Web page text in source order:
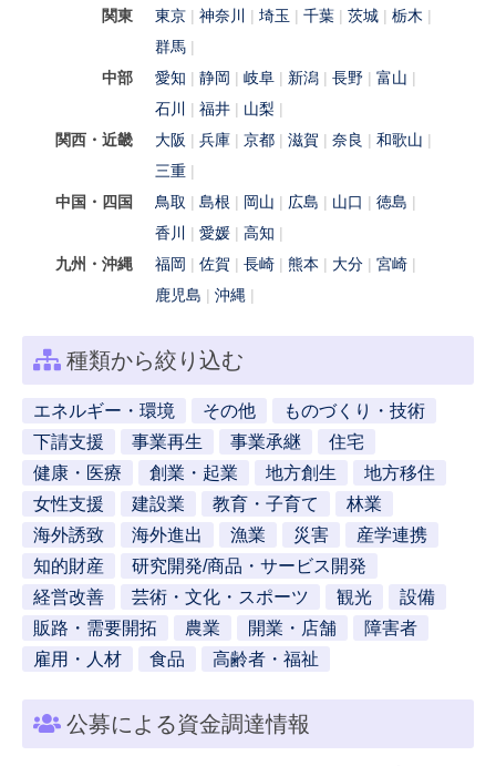
関東
東京 神奈川 埼玉 千葉 茨城
栃木
群馬
中部
愛知 静岡 岐阜 新潟 長野
富山
石川
福井
山梨
関西・近畿
大阪 兵庫 京都 滋賀 奈良
和歌山
三重
中国・四国
鳥取 島根 岡山 広島 山口
徳島
香川
愛媛
高知
九州・沖縄
福岡 佐賀 長崎 熊本 大分
宮崎
鹿児島
沖縄
種類から絞り込む
エネルギー・環境 その他
ものづくり・技術
下請支援
事業再生 事業承継
住宅
健康・医療
創業・起業 地方創生
地方移住
女性支援
建設業 教育・子育て
林業
海外誘致
海外進出 漁業 災害
産学連携
知的財産
研究開発/商品・サービス開発
経営改善
芸術・文化・スポーツ 観光
設備
販路・需要開拓
農業 開業・店舗
障害者
雇用・人材
食品 高齢者・福祉
公募による資金調達情報